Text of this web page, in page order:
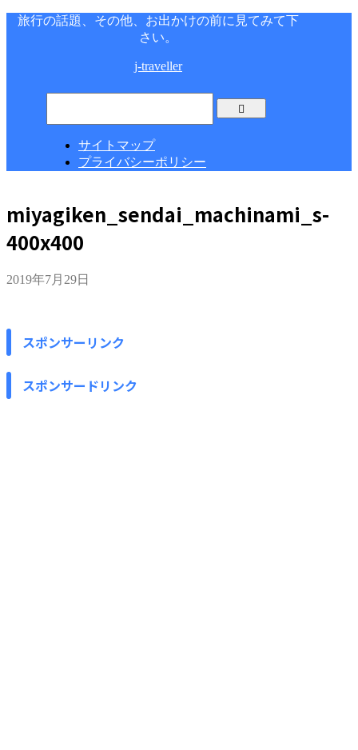
旅行の話題、その他、お出かけの前に見てみて下
さい。
j-traveller
サイトマップ
プライバシーポリシー
miyagiken_sendai_machinami_s-
400x400
2019年7月29日
スポンサーリンク
スポンサードリンク